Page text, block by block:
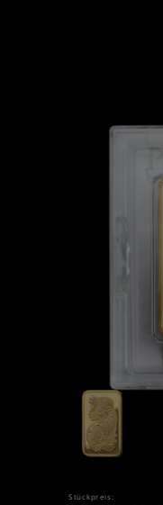
Stückpreis: